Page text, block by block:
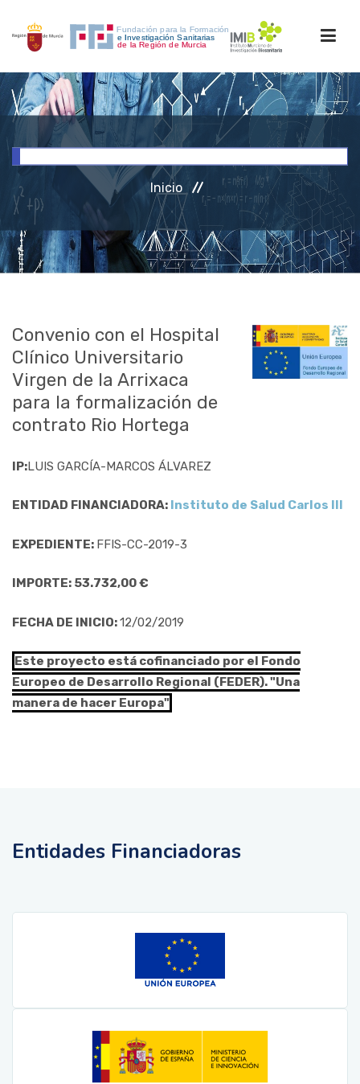
INICIO
INVESTIGACIÓN
RRHH
ACCESO PERSONAL
Inicio
Convenio con el Hospital
Clínico Universitario
Virgen de la Arrixaca
para la formalización de
contrato Rio Hortega
IP:LUIS GARCÍA-MARCOS ÁLVAREZ
ENTIDAD FINANCIADORA: Instituto de Salud Carlos III
EXPEDIENTE: FFIS-CC-2019-3
IMPORTE: 53.732,00 €
FECHA DE INICIO:12/02/2019
Este proyecto está cofinanciado por el Fondo
Europeo de Desarrollo Regional (FEDER). "Una
manera de hacer Europa"
Entidades Financiadoras